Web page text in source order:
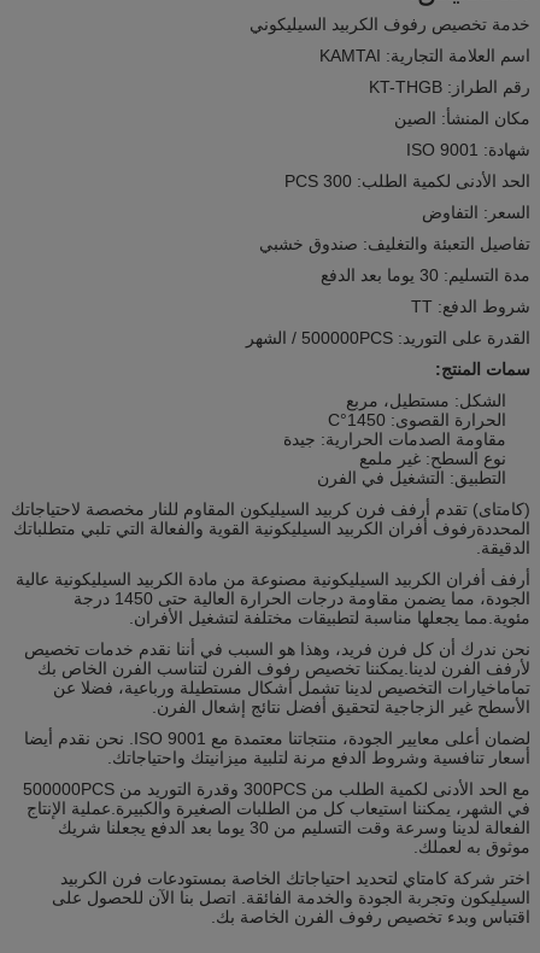
خدمة تخصيص رفوف الكربيد السيليكوني
اسم العلامة التجارية: KAMTAI
رقم الطراز: KT-THGB
مكان المنشأ: الصين
شهادة: ISO 9001
الحد الأدنى لكمية الطلب: 300 PCS
السعر: التفاوض
تفاصيل التعبئة والتغليف: صندوق خشبي
مدة التسليم: 30 يوما بعد الدفع
شروط الدفع: TT
القدرة على التوريد: 500000PCS / الشهر
سمات المنتج:
الشكل: مستطيل، مربع
الحرارة القصوى: 1450°C
مقاومة الصدمات الحرارية: جيدة
نوع السطح: غير ملمع
التطبيق: التشغيل في الفرن
(كامتاى) تقدم أرفف فرن كربيد السيليكون المقاوم للنار مخصصة لاحتياجاتك
المحددةرفوف أفران الكربيد السيليكونية القوية والفعالة التي تلبي متطلباتك
الدقيقة.
أرفف أفران الكربيد السيليكونية مصنوعة من مادة الكربيد السيليكونية عالية
الجودة، مما يضمن مقاومة درجات الحرارة العالية حتى 1450 درجة
مئوية.مما يجعلها مناسبة لتطبيقات مختلفة لتشغيل الأفران.
نحن ندرك أن كل فرن فريد، وهذا هو السبب في أننا نقدم خدمات تخصيص
لأرفف الفرن لدينا.يمكننا تخصيص رفوف الفرن لتناسب الفرن الخاص بك
تماماخيارات التخصيص لدينا تشمل أشكال مستطيلة ورباعية، فضلا عن
الأسطح غير الزجاجية لتحقيق أفضل نتائج إشعال الفرن.
لضمان أعلى معايير الجودة، منتجاتنا معتمدة مع ISO 9001. نحن نقدم أيضا
أسعار تنافسية وشروط الدفع مرنة لتلبية ميزانيتك واحتياجاتك.
مع الحد الأدنى لكمية الطلب من 300PCS وقدرة التوريد من 500000PCS
في الشهر، يمكننا استيعاب كل من الطلبات الصغيرة والكبيرة.عملية الإنتاج
الفعالة لدينا وسرعة وقت التسليم من 30 يوما بعد الدفع يجعلنا شريك
موثوق به لعملك.
اختر شركة كامتاي لتحديد احتياجاتك الخاصة بمستودعات فرن الكربيد
السيليكون وتجربة الجودة والخدمة الفائقة. اتصل بنا الآن للحصول على
اقتباس وبدء تخصيص رفوف الفرن الخاصة بك.